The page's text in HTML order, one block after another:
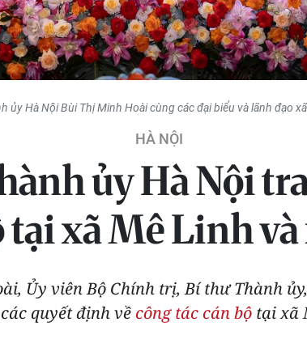
ủy Hà Nội Bùi Thị Minh Hoài cùng các đại biểu và lãnh đạo
HÀ NỘI
ủy Hà Nội
tại xã Mê Linh
Ủy viên Bộ Chính trị, Bí thư Thành
quyết định về công tác cán bộtại xã